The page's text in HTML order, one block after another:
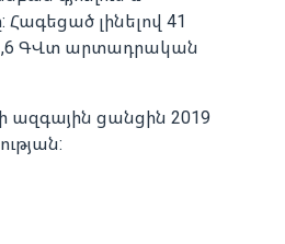
լինելով 41
1,6 ԳՎտ արտադրական
ցանցին 2019